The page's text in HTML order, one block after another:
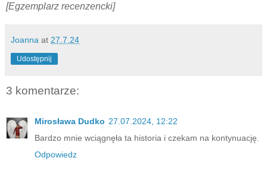
[Egzemplarz recenzencki]
Joanna at 27.7.24
Udostępnij
3 komentarze:
Mirosława Dudko 27.07.2024, 12:22
Bardzo mnie wciągnęła ta historia i czekam na kontynuację.
Odpowiedz